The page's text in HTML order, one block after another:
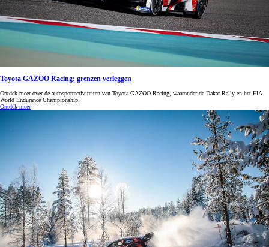
Toyota GAZOO Racing: grenzen verleggen
Ontdek meer over de autosportactiviteiten van Toyota GAZOO Racing, waaronder de Dakar Rally en het FIA
World Endurance Championship.
Ontdek meer